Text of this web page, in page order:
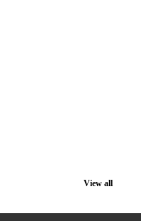
View all